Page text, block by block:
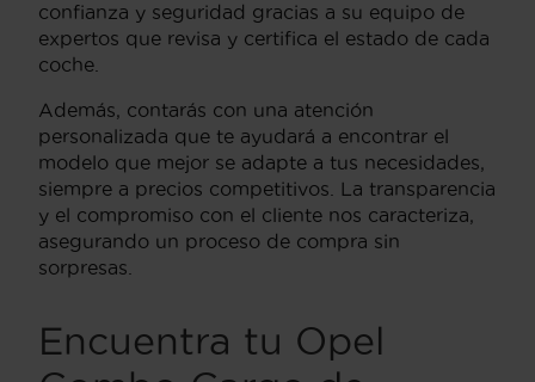
confianza y seguridad gracias a su equipo de
expertos que revisa y certifica el estado de cada
coche.
Además, contarás con una atención
personalizada que te ayudará a encontrar el
modelo que mejor se adapte a tus necesidades,
siempre a precios competitivos. La transparencia
y el compromiso con el cliente nos caracteriza,
asegurando un proceso de compra sin
sorpresas.
Encuentra tu Opel